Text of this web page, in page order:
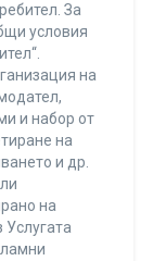
За
условия
на
и набор от
на
и др.
на
Услугата